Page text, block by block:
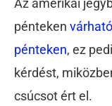
Az amerikai
pénteken
pénteken, ez
kérdést,
csúcsot ért el.